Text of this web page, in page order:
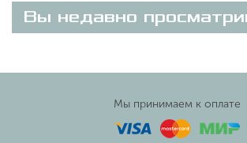
Вы недавно
Мы принимаем к оплате